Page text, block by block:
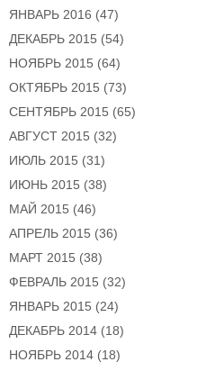
ЯНВАРЬ 2016 (47)
ДЕКАБРЬ 2015 (54)
НОЯБРЬ 2015 (64)
ОКТЯБРЬ 2015 (73)
СЕНТЯБРЬ 2015 (65)
АВГУСТ 2015 (32)
ИЮЛЬ 2015 (31)
ИЮНЬ 2015 (38)
МАЙ 2015 (46)
АПРЕЛЬ 2015 (36)
МАРТ 2015 (38)
ФЕВРАЛЬ 2015 (32)
ЯНВАРЬ 2015 (24)
ДЕКАБРЬ 2014 (18)
НОЯБРЬ 2014 (18)